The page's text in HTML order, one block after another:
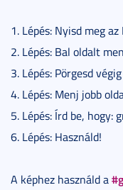
1. Lépés: Nyisd meg
2. Lépés: Bal oldalt
3. Lépés: Pörgesd
4. Lépés: Menj jobb
5. Lépés: Írd be, hogy:
6. Lépés: Használd!
A képhez használd a